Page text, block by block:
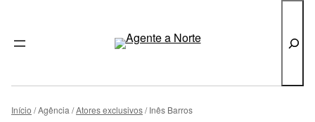
paraInício Agência Atores exclusivos Inês Barros